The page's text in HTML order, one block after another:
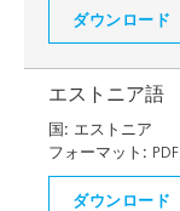
ダウンロード
エストニア語
国: エストニア
フォーマット: PDF
ダウンロード